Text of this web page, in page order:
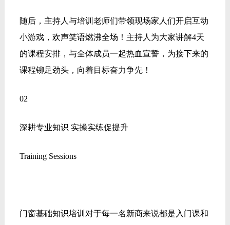
随后，主持人与培训老师们带领现场家人们开启互动
小游戏，欢声笑语燃沸全场！主持人为大家讲解4天
的课程安排，与全体成员一起热血宣誓，为接下来的
课程铆足劲头，向着目标奋力争先！
02
深耕专业知识 实操实练促提升
Training Sessions
门窗基础知识培训对于每一名新商来说都是入门课和